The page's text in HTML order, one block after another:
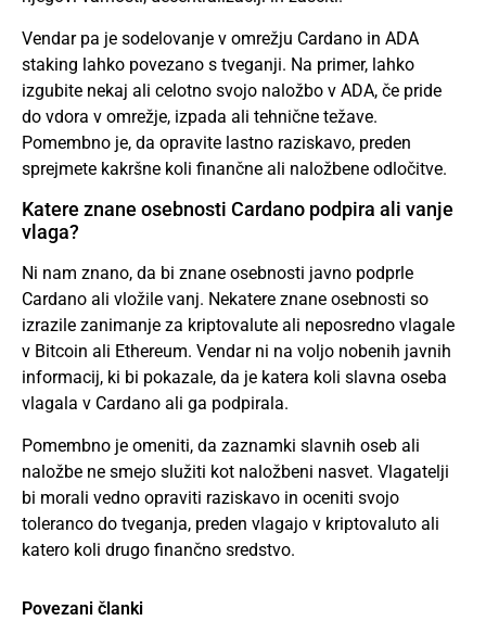
Vendar pa je sodelovanje v omrežju Cardano in ADA
staking lahko povezano s tveganji. Na primer, lahko
izgubite nekaj ali celotno svojo naložbo v ADA, če pride
do vdora v omrežje, izpada ali tehnične težave.
Pomembno je, da opravite lastno raziskavo, preden
sprejmete kakršne koli finančne ali naložbene odločitve.
Katere znane osebnosti Cardano podpira ali vanje
vlaga?
Ni nam znano, da bi znane osebnosti javno podprle
Cardano ali vložile vanj. Nekatere znane osebnosti so
izrazile zanimanje za kriptovalute ali neposredno vlagale
v Bitcoin ali Ethereum. Vendar ni na voljo nobenih javnih
informacij, ki bi pokazale, da je katera koli slavna oseba
vlagala v Cardano ali ga podpirala.
Pomembno je omeniti, da zaznamki slavnih oseb ali
naložbe ne smejo služiti kot naložbeni nasvet. Vlagatelji
bi morali vedno opraviti raziskavo in oceniti svojo
toleranco do tveganja, preden vlagajo v kriptovaluto ali
katero koli drugo finančno sredstvo.
Povezani članki